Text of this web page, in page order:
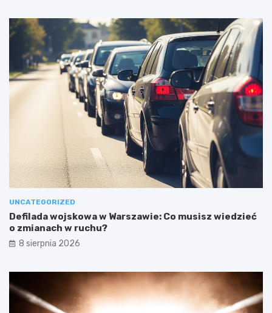
UNCATEGORIZED
Defilada wojskowa w Warszawie: Co musisz wiedzieć
o zmianach w ruchu?
8 sierpnia 2026